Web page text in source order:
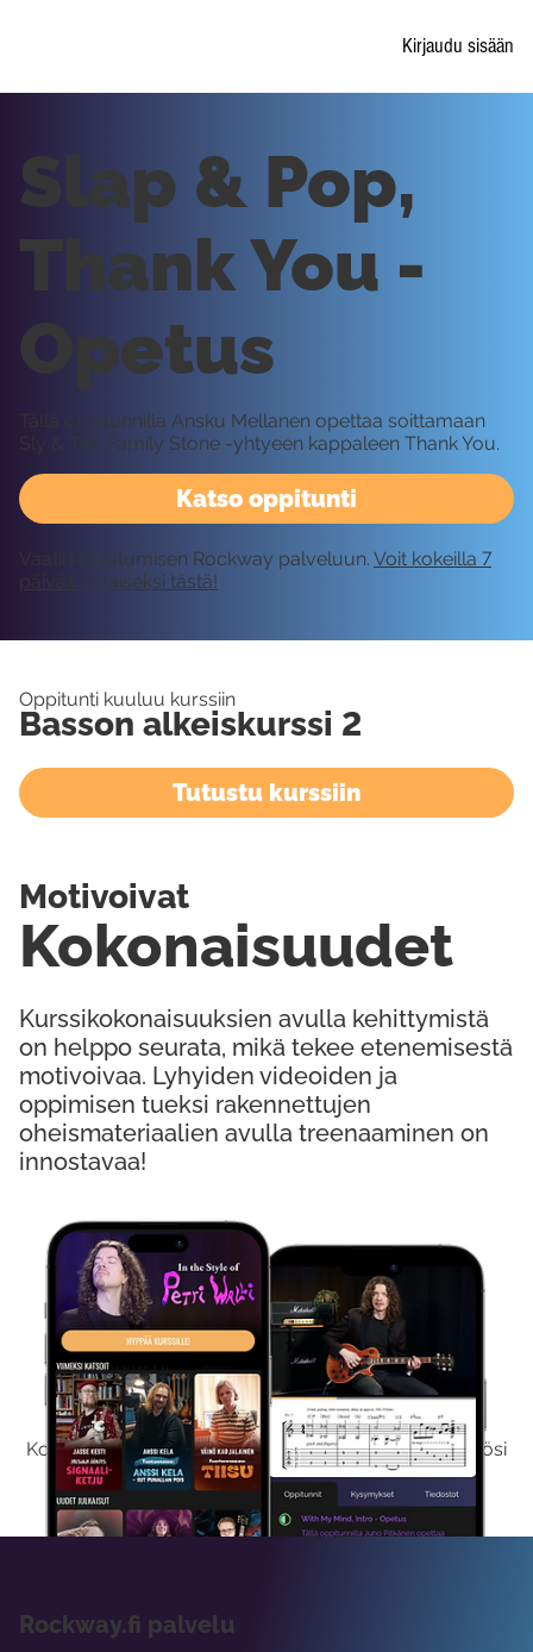
Kirjaudu sisään
Kokeile Ilmaiseksi
Kokeilemalla ilmaiseksi saat koko sisältömme käyttöösi
viikon ajaksi.
Katso oppitunti
Slap & Pop,
Thank You -
Opetus
Tällä oppitunnilla Ansku Mellanen opettaa soittamaan
Sly & The Family Stone -yhtyeen kappaleen Thank You.
Vaatii kirjautumisen Rockway palveluun. Voit kokeilla 7
päivää ilmaiseksi tästä!
Oppitunti kuuluu kurssiin
Basson alkeiskurssi 2
Tutustu kurssiin
Kurssikokonaisuuksien avulla kehittymistä
on helppo seurata, mikä tekee etenemisestä
motivoivaa. Lyhyiden videoiden ja
oppimisen tueksi rakennettujen
oheismateriaalien avulla treenaaminen on
innostavaa!
Kokonaisuudet
Motivoivat
Rockway.fi palvelu